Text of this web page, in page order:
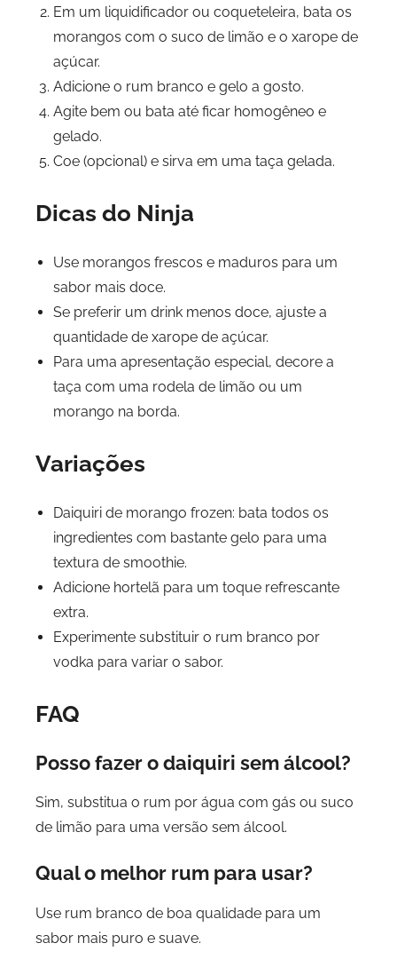
Em um liquidificador ou coqueteleira, bata os
morangos com o suco de limão e o xarope de
açúcar.
Adicione o rum branco e gelo a gosto.
Agite bem ou bata até ficar homogêneo e
gelado.
Coe (opcional) e sirva em uma taça gelada.
Dicas do Ninja
Use morangos frescos e maduros para um
sabor mais doce.
Se preferir um drink menos doce, ajuste a
quantidade de xarope de açúcar.
Para uma apresentação especial, decore a
taça com uma rodela de limão ou um
morango na borda.
Variações
Daiquiri de morango frozen: bata todos os
ingredientes com bastante gelo para uma
textura de smoothie.
Adicione hortelã para um toque refrescante
extra.
Experimente substituir o rum branco por
vodka para variar o sabor.
FAQ
Posso fazer o daiquiri sem álcool?
Sim, substitua o rum por água com gás ou suco
de limão para uma versão sem álcool.
Qual o melhor rum para usar?
Use rum branco de boa qualidade para um
sabor mais puro e suave.